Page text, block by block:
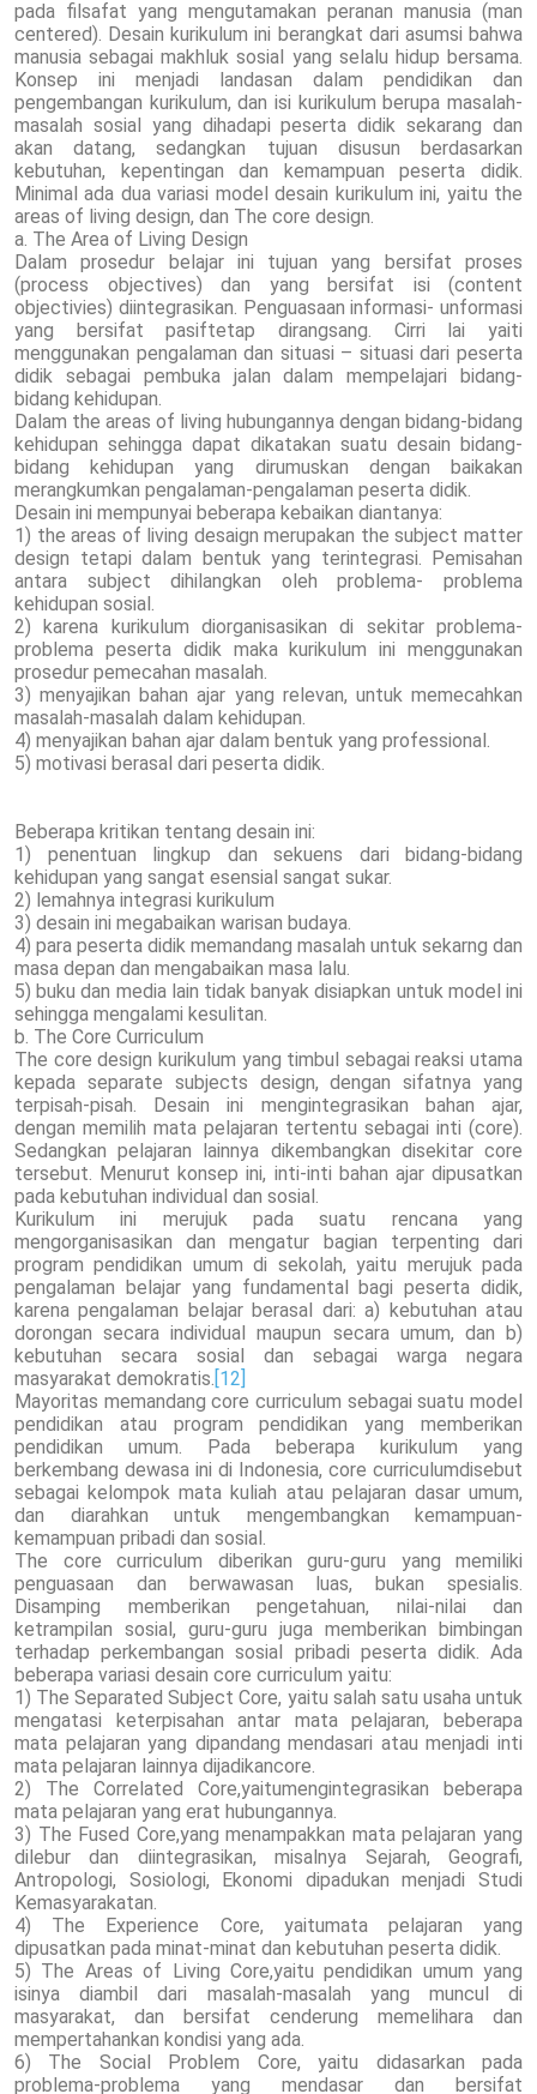
pada filsafat yang mengutamakan peranan manusia (man
centered). Desain kurikulum ini berangkat dari asumsi bahwa
manusia sebagai makhluk sosial yang selalu hidup bersama.
Konsep ini menjadi landasan dalam pendidikan dan
pengembangan kurikulum, dan isi kurikulum berupa masalah-
masalah sosial yang dihadapi peserta didik sekarang dan
akan datang, sedangkan tujuan disusun berdasarkan
kebutuhan, kepentingan dan kemampuan peserta didik.
Minimal ada dua variasi model desain kurikulum ini, yaitu the
areas of living design, dan The core design.
a. The Area of Living Design
Dalam prosedur belajar ini tujuan yang bersifat proses
(process objectives) dan yang bersifat isi (content
objectivies) diintegrasikan. Penguasaan informasi- unformasi
yang bersifat pasiftetap dirangsang. Cirri lai yaiti
menggunakan pengalaman dan situasi – situasi dari peserta
didik sebagai pembuka jalan dalam mempelajari bidang-
bidang kehidupan.
Dalam the areas of living hubungannya dengan bidang-bidang
kehidupan sehingga dapat dikatakan suatu desain bidang-
bidang kehidupan yang dirumuskan dengan baikakan
merangkumkan pengalaman-pengalaman peserta didik.
Desain ini mempunyai beberapa kebaikan diantanya:
1) the areas of living desaign merupakan the subject matter
design tetapi dalam bentuk yang terintegrasi. Pemisahan
antara subject dihilangkan oleh problema- problema
kehidupan sosial.
2) karena kurikulum diorganisasikan di sekitar problema-
problema peserta didik maka kurikulum ini menggunakan
prosedur pemecahan masalah.
3) menyajikan bahan ajar yang relevan, untuk memecahkan
masalah-masalah dalam kehidupan.
4) menyajikan bahan ajar dalam bentuk yang professional.
5) motivasi berasal dari peserta didik.
Beberapa kritikan tentang desain ini:
1) penentuan lingkup dan sekuens dari bidang-bidang
kehidupan yang sangat esensial sangat sukar.
2) lemahnya integrasi kurikulum
3) desain ini megabaikan warisan budaya.
4) para peserta didik memandang masalah untuk sekarng dan
masa depan dan mengabaikan masa lalu.
5) buku dan media lain tidak banyak disiapkan untuk model ini
sehingga mengalami kesulitan.
b. The Core Curriculum
The core design kurikulum yang timbul sebagai reaksi utama
kepada separate subjects design, dengan sifatnya yang
terpisah-pisah. Desain ini mengintegrasikan bahan ajar,
dengan memilih mata pelajaran tertentu sebagai inti (core).
Sedangkan pelajaran lainnya dikembangkan disekitar core
tersebut. Menurut konsep ini, inti-inti bahan ajar dipusatkan
pada kebutuhan individual dan sosial.
Kurikulum ini merujuk pada suatu rencana yang
mengorganisasikan dan mengatur bagian terpenting dari
program pendidikan umum di sekolah, yaitu merujuk pada
pengalaman belajar yang fundamental bagi peserta didik,
karena pengalaman belajar berasal dari: a) kebutuhan atau
dorongan secara individual maupun secara umum, dan b)
kebutuhan secara sosial dan sebagai warga negara
masyarakat demokratis. [12]
Mayoritas memandang core curriculum sebagai suatu model
pendidikan atau program pendidikan yang memberikan
pendidikan umum. Pada beberapa kurikulum yang
berkembang dewasa ini di Indonesia, core curriculumdisebut
sebagai kelompok mata kuliah atau pelajaran dasar umum,
dan diarahkan untuk mengembangkan kemampuan-
kemampuan pribadi dan sosial.
The core curriculum diberikan guru-guru yang memiliki
penguasaan dan berwawasan luas, bukan spesialis.
Disamping memberikan pengetahuan, nilai-nilai dan
ketrampilan sosial, guru-guru juga memberikan bimbingan
terhadap perkembangan sosial pribadi peserta didik. Ada
beberapa variasi desain core curriculum yaitu:
1) The Separated Subject Core, yaitu salah satu usaha untuk
mengatasi keterpisahan antar mata pelajaran, beberapa
mata pelajaran yang dipandang mendasari atau menjadi inti
mata pelajaran lainnya dijadikancore.
2) The Correlated Core,yaitumengintegrasikan beberapa
mata pelajaran yang erat hubungannya.
3) The Fused Core,yang menampakkan mata pelajaran yang
dilebur dan diintegrasikan, misalnya Sejarah, Geografi,
Antropologi, Sosiologi, Ekonomi dipadukan menjadi Studi
Kemasyarakatan.
4) The Experience Core, yaitumata pelajaran yang
dipusatkan pada minat-minat dan kebutuhan peserta didik.
5) The Areas of Living Core,yaitu pendidikan umum yang
isinya diambil dari masalah-masalah yang muncul di
masyarakat, dan bersifat cenderung memelihara dan
mempertahankan kondisi yang ada.
6) The Social Problem Core, yaitu didasarkan pada
problema-problema yang mendasar dan bersifat